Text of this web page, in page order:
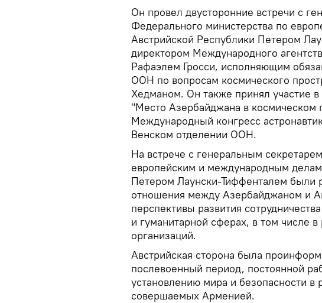
Он провел двусторонние встречи с
Федерального министерства по
Австрийской Республики Петером
директором Международного
Рафаэлем Гросси, исполняющим
ООН по вопросам космического
Хедманом. Он также принял участие
"Место Азербайджана в космическом
Международный конгресс
Венском отделении ООН.
На встрече с генеральным
европейским и международным
Петером Лаунски-Тиффенталем были
отношения между Азербайджаном и
перспективы развития
и гуманитарной сферах, в том числе
организаций.
Австрийская сторона была
послевоенный период, постоянной
установлению мира и безопасности в
совершаемых Арменией.